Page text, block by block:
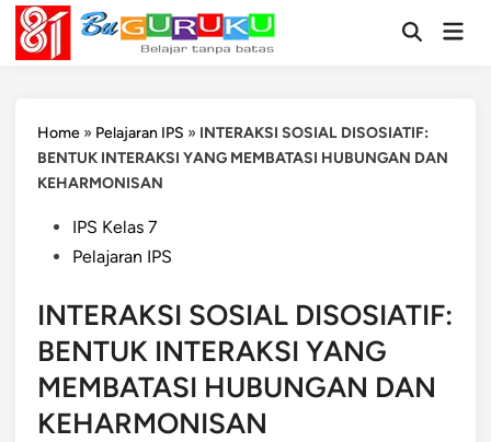
Skip
content
OpenMain
Home » Pelajaran IPS » INTERAKSI SOSIAL DISOSIATIF:
BENTUK INTERAKSI YANG MEMBATASI HUBUNGAN DAN
KEHARMONISAN
PostedIPS Kelas 7
Pelajaran IPS
INTERAKSI SOSIAL DISOSIATIF:
BENTUK INTERAKSI YANG
MEMBATASI HUBUNGAN DAN
KEHARMONISAN